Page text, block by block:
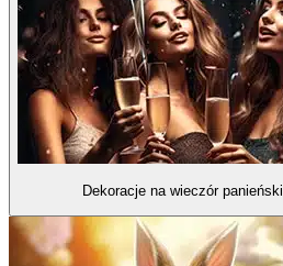
Dekoracje na wieczór panieński